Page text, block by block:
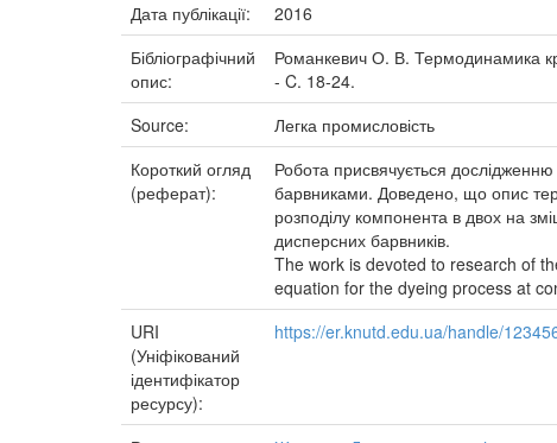
Дата публікації:
2016
Бібліографічний
опис:
Романкевич О. В. Термодинамика
- C. 18-24.
Source:
Легка промисловість
Короткий огляд
(реферат):
Робота присвячується
барвниками. Доведено, що опис
розподілу компонента в двох на
дисперсних барвників.
The work is devoted to research of
equation for the dyeing process at
URI
(Уніфікований
ідентифікатор
ресурсу):
https://er.knutd.edu.ua/handle/